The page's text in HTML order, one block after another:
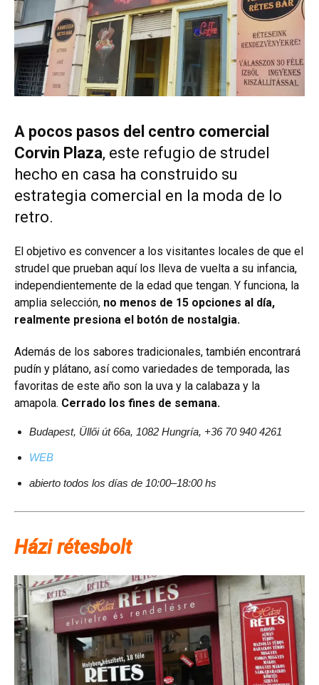
A pocos pasos del centro comercial
Corvin Plaza, este refugio de strudel
hecho en casa ha construido su
estrategia comercial en la moda de lo
retro.
El objetivo es convencer a los visitantes locales de que el
strudel que prueban aquí los lleva de vuelta a su infancia,
independientemente de la edad que tengan. Y funciona, la
amplia selección, no menos de 15 opciones al día,
realmente presiona el botón de nostalgia.
Además de los sabores tradicionales, también encontrará
pudín y plátano, así como variedades de temporada, las
favoritas de este año son la uva y la calabaza y la
amapola. Cerrado los fines de semana.
Budapest, Üllői út 66a, 1082 Hungría, +36 70 940 4261
WEB
abierto todos los días de 10:00–18:00 hs
Házi rétesbolt